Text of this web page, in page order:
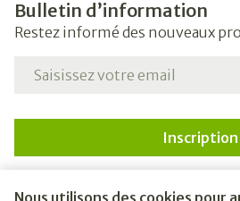
Nous utilisons des cookies pour
Bulletin d’information
Restez informé des nouveaux
Adresse mail
Inscription
newsletter et acceptez notrepolitique